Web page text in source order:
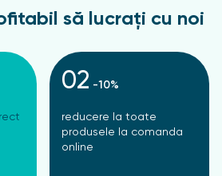
să lucrați cu noi
02 -10%
reducere la toate
produsele la comanda
online